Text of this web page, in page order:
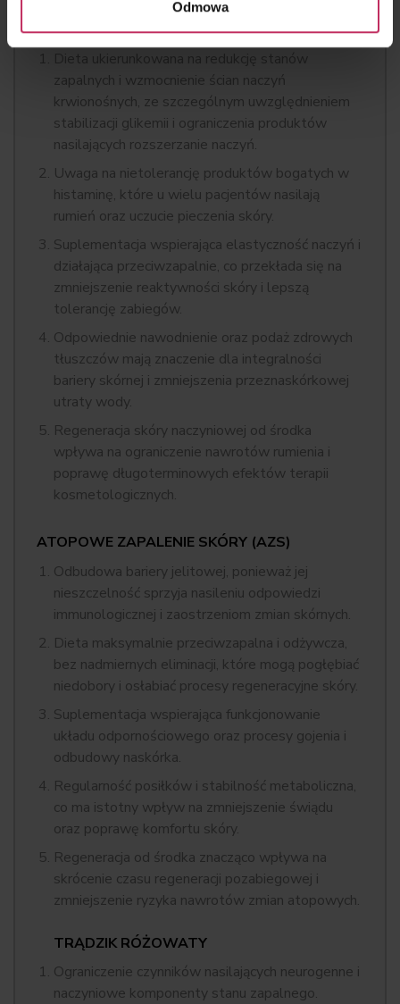
Odmowa
SKÓRA NACZYNIOWA
Dieta ukierunkowana na redukcję stanów
zapalnych i wzmocnienie ścian naczyń
krwionośnych, ze szczególnym uwzględnieniem
stabilizacji glikemii i ograniczenia produktów
nasilających rozszerzanie naczyń.
Uwaga na nietolerancję produktów bogatych w
histaminę, które u wielu pacjentów nasilają
rumień oraz uczucie pieczenia skóry.
Suplementacja wspierająca elastyczność naczyń i
działająca przeciwzapalnie, co przekłada się na
zmniejszenie reaktywności skóry i lepszą
tolerancję zabiegów.
Odpowiednie nawodnienie oraz podaż zdrowych
tłuszczów mają znaczenie dla integralności
bariery skórnej i zmniejszenia przeznaskórkowej
utraty wody.
Regeneracja skóry naczyniowej od środka
wpływa na ograniczenie nawrotów rumienia i
poprawę długoterminowych efektów terapii
kosmetologicznych.
ATOPOWE ZAPALENIE SKÓRY (AZS)
Odbudowa bariery jelitowej, ponieważ jej
nieszczelność sprzyja nasileniu odpowiedzi
immunologicznej i zaostrzeniom zmian skórnych.
Dieta maksymalnie przeciwzapalna i odżywcza,
bez nadmiernych eliminacji, które mogą pogłębiać
niedobory i osłabiać procesy regeneracyjne skóry.
Suplementacja wspierająca funkcjonowanie
układu odpornościowego oraz procesy gojenia i
odbudowy naskórka.
Regularność posiłków i stabilność metaboliczna,
co ma istotny wpływ na zmniejszenie świądu
oraz poprawę komfortu skóry.
Regeneracja od środka znacząco wpływa na
skrócenie czasu regeneracji pozabiegowej i
zmniejszenie ryzyka nawrotów zmian atopowych.
TRĄDZIK RÓŻOWATY
Ograniczenie czynników nasilających neurogenne i
naczyniowe komponenty stanu zapalnego.